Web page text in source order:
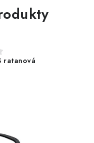
ratanová